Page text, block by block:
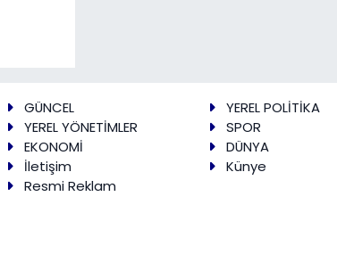
GÜNCEL
YEREL POLİTİKA
YEREL YÖNETİMLER
SPOR
EKONOMİ
DÜNYA
İletişim
Künye
Resmi Reklam